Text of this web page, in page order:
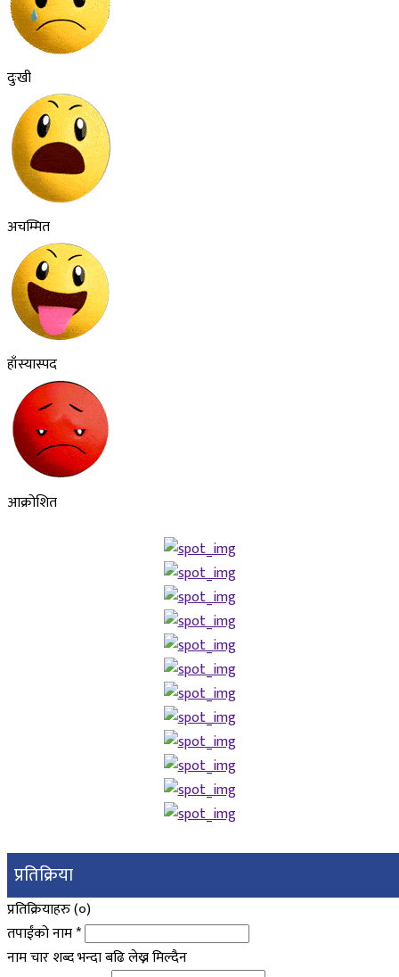
दुःखी
अचम्मित
हाँस्यास्पद
आक्रोशित
प्रतिक्रिया
प्रतिक्रियाहरु (०)
तपाईंको नाम*
नाम चार शब्द भन्दा बढि लेख्न मिल्दैन